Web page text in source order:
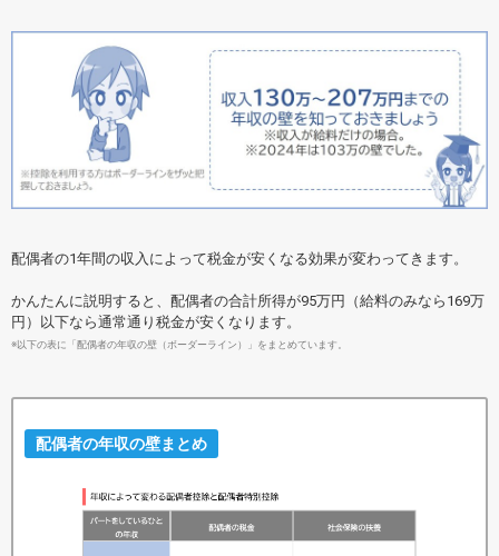
配偶者の1年間の収入によって税金が安くなる効果が変わってきます。
かんたんに説明すると、配偶者の合計所得が95万円（給料のみなら169万
円）以下なら通常通り税金が安くなります。
※以下の表に「配偶者の年収の壁（ボーダーライン）」をまとめています。
配偶者の年収の壁まとめ